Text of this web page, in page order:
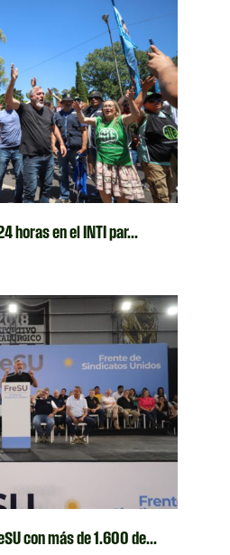
horas en el INTI par...
con más de 1.600 de...